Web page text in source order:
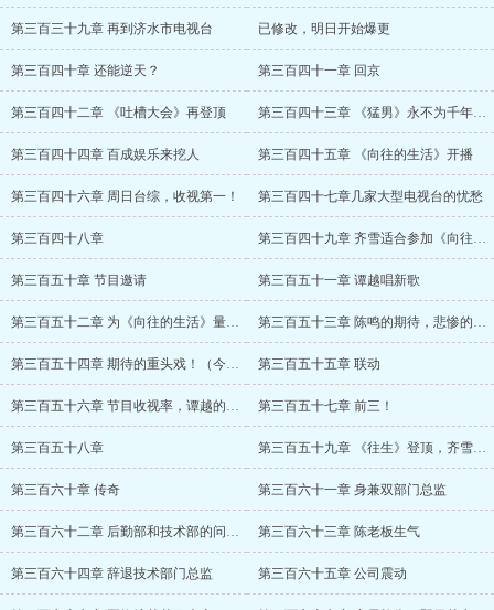
第三百三十九章 再到济水市电视台 已修改，明日开始爆更
第三百四十章 还能逆天？ 第三百四十一章 回京
第三百四十二章 《吐槽大会》再登顶 第三百四十三章 《猛男》永不为千年老二
第三百四十四章 百成娱乐来挖人 第三百四十五章 《向往的生活》开播
第三百四十六章 周日台综，收视第一！ 第三百四十七章几家大型电视台的忧愁
第三百四十八章 第三百四十九章 齐雪适合参加《向往的生活
第三百五十章 节目邀请 第三百五十一章 谭越唱新歌
第三百五十二章 为《向往的生活》量身打造 第三百五十三章 陈鸣的期待，悲惨的许诺（
第三百五十四章 期待的重头戏！（今天万字 第三百五十五章 联动
第三百五十六章 节目收视率，谭越的排名 第三百五十七章 前三！
第三百五十八章 第三百五十九章 《往生》登顶，齐雪向北走
第三百六十章 传奇 第三百六十一章 身兼双部门总监
第三百六十二章 后勤部和技术部的问题（求 第三百六十三章 陈老板生气
第三百六十四章 辞退技术部门总监 第三百六十五章 公司震动